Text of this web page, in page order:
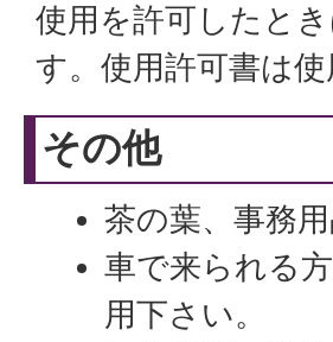
使用を許可したと
す。使用許可書は
その他
茶の葉、事務
車で来られる
用下さい。